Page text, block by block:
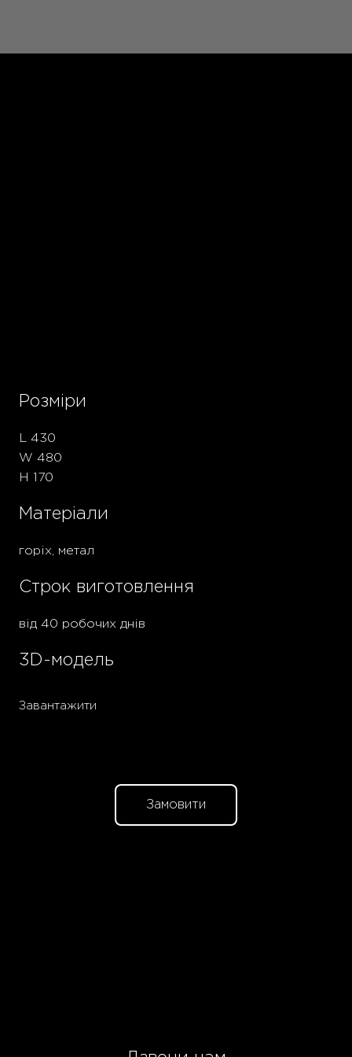
Розміри
L 430
W 480
H 170
Матеріали
горіх, метал
Строк виготовлення
від 40 робочих днів
3D-модель
Завантажити
Замовити